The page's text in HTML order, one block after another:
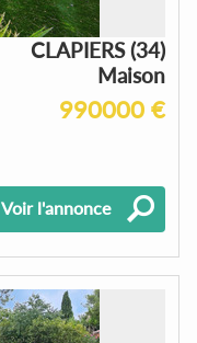
CLAPIERS (34)
Maison
990000 €
Voir l'annonce